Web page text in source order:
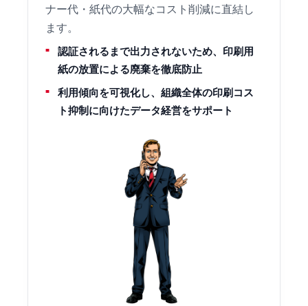
ナー代・紙代の大幅なコスト削減に直結し
ます。
認証されるまで出力されないため、印刷用
紙の放置による廃棄を徹底防止
利用傾向を可視化し、組織全体の印刷コス
ト抑制に向けたデータ経営をサポート